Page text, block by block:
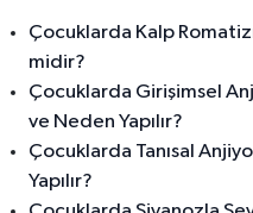
Çocuklarda Kalp
midir?
Çocuklarda Girişimsel
ve Neden Yapılır?
Çocuklarda Tanısal
Yapılır?